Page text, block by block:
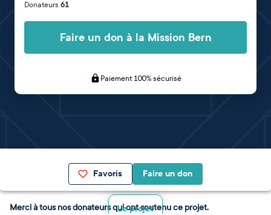
Donateurs 61
Faire un don à la Mission Bern
Paiement 100% sécurisé
Favoris Faire un don
Le projet
Merci à tous nos donateurs qui ont soutenu ce projet.